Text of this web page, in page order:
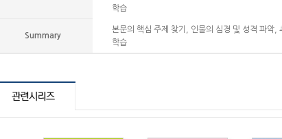
학습
Summary
본문의 핵심 주제 찾기, 인물의 심경 및 성격 파악,
학습